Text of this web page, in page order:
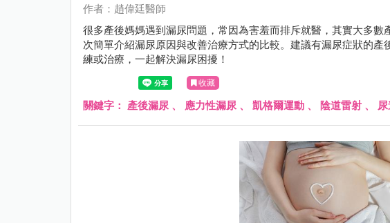
作者：趙偉廷醫師
很多產後媽媽遇到漏尿問題，常因為害羞而排斥就醫，其實大多
次簡單介紹漏尿原因與改善治療方式的比較。建議有漏尿症狀的產
練或治療，一起解決漏尿困擾！
收藏
關鍵字： 產後漏尿 、 應力性漏尿 、 凱格爾運動 、 陰道雷射 、